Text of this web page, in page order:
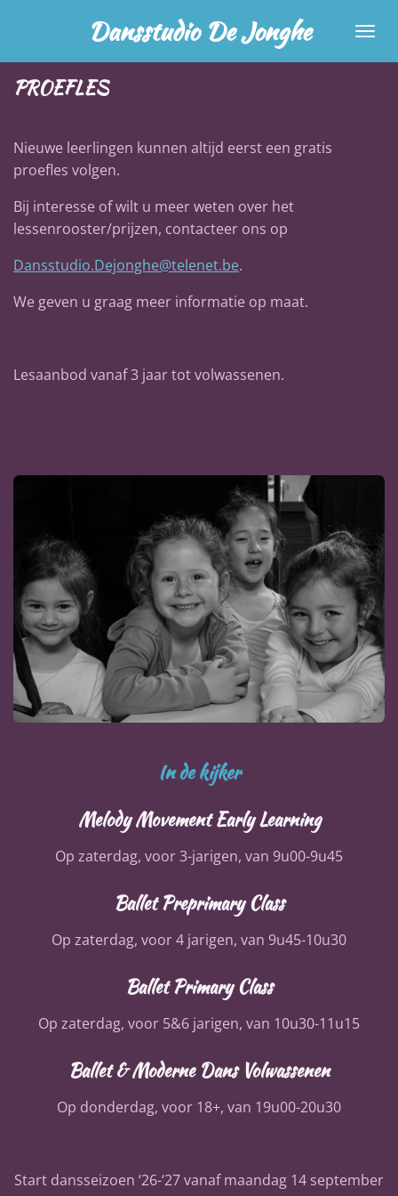
naar
de
Dansstudio De Jonghe
PROEFLES
Nieuwe leerlingen kunnen altijd eerst een gratis
proefles volgen.
Bij interesse of wilt u meer weten over het
lessenrooster/prijzen, contacteer ons op
Dansstudio.Dejonghe@telenet.be.
We geven u graag meer informatie op maat.
Lesaanbod vanaf 3 jaar tot volwassenen.
In de kijker
Melody Movement Early Learning
Op zaterdag, voor 3-jarigen, van 9u00-9u45
Ballet Preprimary Class
Op zaterdag, voor 4 jarigen, van 9u45-10u30
Ballet Primary Class
Op zaterdag, voor 5&6 jarigen, van 10u30-11u15
Ballet & Moderne Dans Volwassenen
Op donderdag, voor 18+, van 19u00-20u30
Start dansseizoen ‘26-‘27 vanaf maandag 14 september